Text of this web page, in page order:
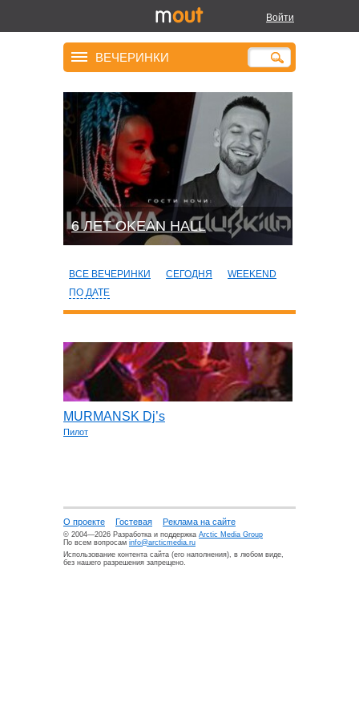
Войти
ВЕЧЕРИНКИ
6 ЛЕТ OKEAN HALL
ВСЕ ВЕЧЕРИНКИ СЕГОДНЯ
WEEKEND
ПО ДАТЕ
MURMANSK Dj’s
Пилот
О проекте Гостевая Реклама на сайте
© 2004—2026 Разработка и поддержка Arctic Media Group
По всем вопросам info@arcticmedia.ru
Использование контента сайта (его наполнения), в любом виде,
без нашего разрешения запрещено.